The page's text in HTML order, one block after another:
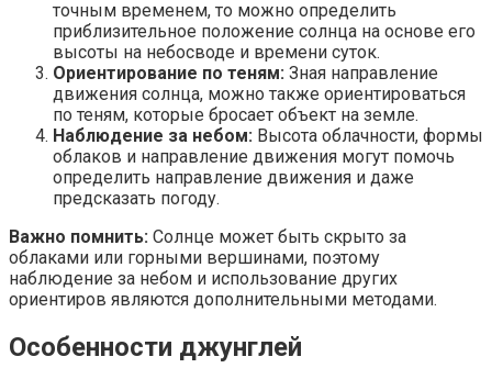
точным временем, то можно определить
приблизительное положение солнца на основе его
высоты на небосводе и времени суток.
Ориентирование по теням: Зная направление
движения солнца, можно также ориентироваться
по теням, которые бросает объект на земле.
Наблюдение за небом: Высота облачности, формы
облаков и направление движения могут помочь
определить направление движения и даже
предсказать погоду.
Важно помнить: Солнце может быть скрыто за
облаками или горными вершинами, поэтому
наблюдение за небом и использование других
ориентиров являются дополнительными методами.
Особенности джунглей